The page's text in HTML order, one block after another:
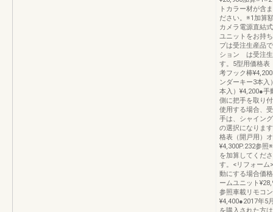
トカラー材が含
ださい。※1加算
カメラ電源直結
ユニットをお持
プは受注生産品
ション は受注
す。5型用価格
考フック棒
ンダーキー3本入
本入）¥4,200●手
側に把手を取り
使用する場合、
手は、シャイン
の選択になりま
格表（開戸用）
¥4,300P.232参照
を加算してくだ
す。<リフォーム
動にする場合価
ームユニット
参照車載リモコ
¥4,400●2017年5
を購入された方